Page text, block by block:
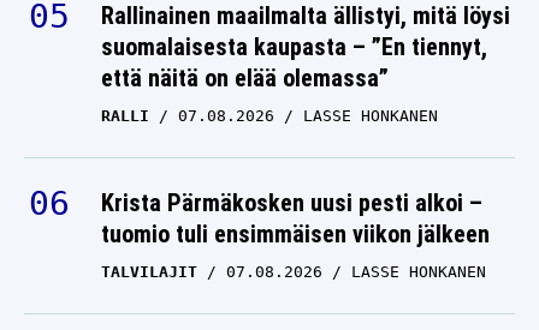
Rallinainen maailmalta ällistyi, mitä löysi
suomalaisesta kaupasta – ”En tiennyt,
että näitä on elää olemassa”
RALLI 07.08.2026 LASSE HONKANEN
Krista Pärmäkosken uusi pesti alkoi –
tuomio tuli ensimmäisen viikon jälkeen
TALVILAJIT 07.08.2026 LASSE HONKANEN